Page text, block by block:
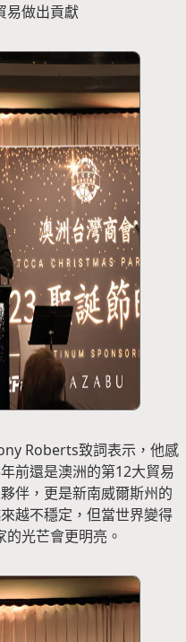
易做出貢獻
Roberts致詞表示，他感
前還是澳洲的第12大貿易
伴，更是新南威爾斯州的
越不穩定，但當世界變得
光芒會更明亮。